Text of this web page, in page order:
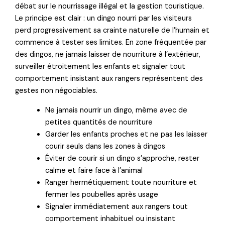
débat sur le nourrissage illégal et la gestion touristique.
Le principe est clair : un dingo nourri par les visiteurs
perd progressivement sa crainte naturelle de l’humain et
commence à tester ses limites. En zone fréquentée par
des dingos, ne jamais laisser de nourriture à l’extérieur,
surveiller étroitement les enfants et signaler tout
comportement insistant aux rangers représentent des
gestes non négociables.
Ne jamais nourrir un dingo, même avec de
petites quantités de nourriture
Garder les enfants proches et ne pas les laisser
courir seuls dans les zones à dingos
Éviter de courir si un dingo s’approche, rester
calme et faire face à l’animal
Ranger hermétiquement toute nourriture et
fermer les poubelles après usage
Signaler immédiatement aux rangers tout
comportement inhabituel ou insistant